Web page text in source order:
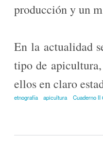
producción y un
En la actualidad
tipo de
ellos en claro
etnografía apicultura Cuaderno II